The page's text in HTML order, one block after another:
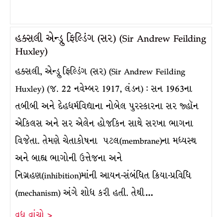
હક્સલી એન્ડ્રુ ફિલ્ડિંગ (સર) (Sir Andrew Feilding
Huxley)
હક્સલી, એન્ડ્રુ ફિલ્ડિંગ (સર) (Sir Andrew Feilding
Huxley) (જ. 22 નવેમ્બર 1917, લંડન) : સન 1963ના
તબીબી અને દેહધર્મવિદ્યાના નોબેલ પુરસ્કારના સર જ્હૉન
એકિલસ અને સર એલેન હોજકિન સાથે સરખા ભાગના
વિજેતા. તેમણે ચેતાકોષના પટલ(membrane)ના મધ્યસ્થ
અને બાહ્ય ભાગોની ઉત્તેજના અને
નિગ્રહણ(inhibition)માંની આયન-સંબંધિત ક્રિયા-પ્રવિધિ
(mechanism) અંગે શોધ કરી હતી. તેથી…